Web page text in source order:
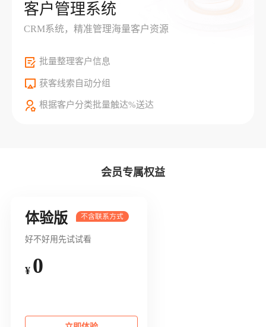
客户管理系统
CRM系统，精准管理海量客户资源
批量整理客户信息
获客线索自动分组
根据客户分类批量触达%送达
会员专属权益
体验版
好不好用先试试看
¥ 0